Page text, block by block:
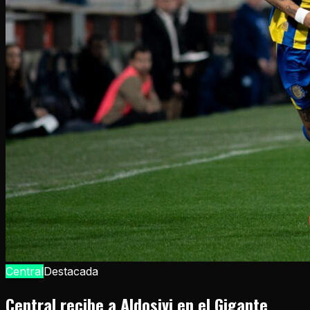
CentralDestacada
Central recibe a Aldosivi en el Gigante